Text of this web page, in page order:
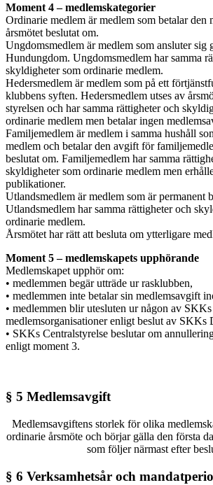
Moment 4 – medlemskategorier
Ordinarie medlem är medlem som betalar den
årsmötet beslutat om.
Ungdomsmedlem är medlem som ansluter sig
Hundungdom. Ungdomsmedlem har samma
skyldigheter som ordinarie medlem.
Hedersmedlem är medlem som på ett
klubbens syften. Hedersmedlem utses av
styrelsen och har samma rättigheter och
ordinarie medlem men betalar ingen
Familjemedlem är medlem i samma hushåll
medlem och betalar den avgift för
beslutat om. Familjemedlem har samma
skyldigheter som ordinarie medlem men
publikationer.
Utlandsmedlem är medlem som är permanent
Utlandsmedlem har samma rättigheter och
ordinarie medlem.
Årsmötet har rätt att besluta om ytterligare
Moment 5 – medlemskapets upphörande
Medlemskapet upphör om:
• medlemmen begär utträde ur rasklubben,
• medlemmen inte betalar sin medlemsavgift
• medlemmen blir utesluten ur någon av SKKs
medlemsorganisationer enligt beslut av SKKs
• SKKs Centralstyrelse beslutar om
enligt moment 3.
§ 5 Medlemsavgift
Medlemsavgiftens storlek för olika
ordinarie årsmöte och börjar gälla den första
som följer närmast efter
§ 6 Verksamhetsår och